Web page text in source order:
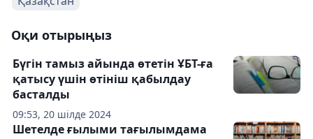
Оқи отырыңыз
09:53, 20 шілде 2024
Бүгін тамыз айында өтетін ҰБТ-ға
қатысу үшін өтініш қабылдау
басталды
Шетелде ғылыми тағылымдама